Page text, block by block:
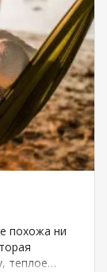
похожа ни
теплое…